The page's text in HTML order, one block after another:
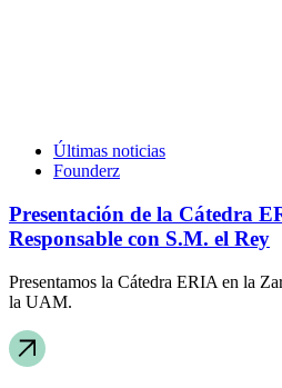
Últimas noticias
Founderz
Presentación de la Cátedra
Responsable con S.M. el Rey
Presentamos la Cátedra ERIA en la
la UAM.